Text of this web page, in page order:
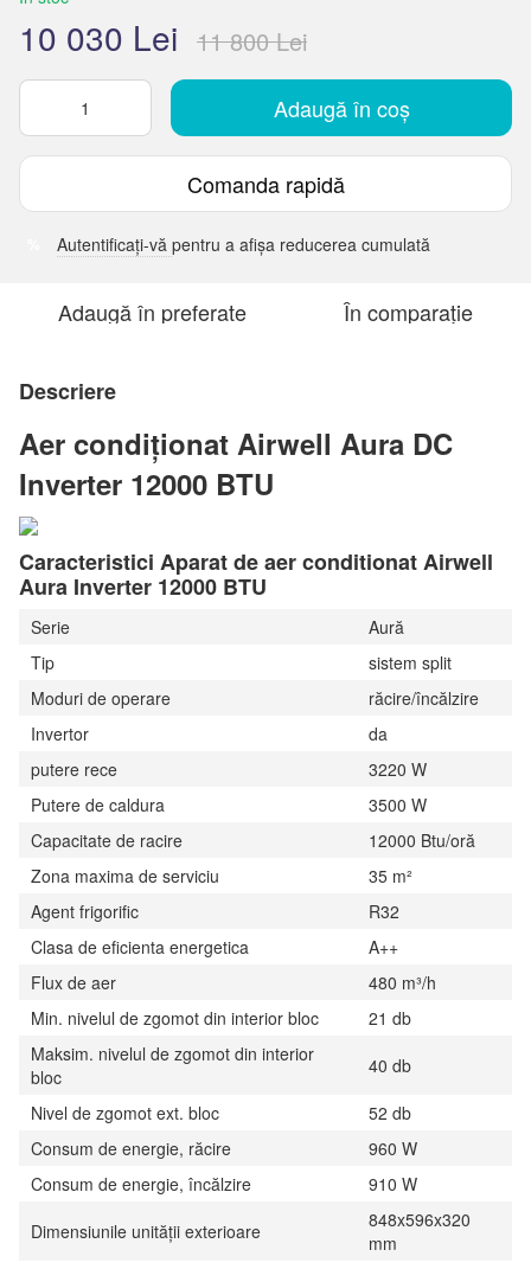
10 030 Lei 11 800 Lei
Adaugă în coș
Comanda rapidă
Autentificați-vă pentru a afișa reducerea cumulată
Adaugă în preferate În comparație
Descriere
Aer condiționat Airwell Aura DC
Inverter 12000 BTU
Caracteristici Aparat de aer conditionat Airwell
Aura Inverter 12000 BTU
Serie
Aură
Tip
sistem split
Moduri de operare
răcire/încălzire
Invertor
da
putere rece
3220 W
Putere de caldura
3500 W
Capacitate de racire
12000 Btu/oră
Zona maxima de serviciu
35 m²
Agent frigorific
R32
Clasa de eficienta energetica
A++
Flux de aer
480 m³/h
Min. nivelul de zgomot din interior bloc
21 db
Maksim. nivelul de zgomot din interior
bloc
40 db
Nivel de zgomot ext. bloc
52 db
Consum de energie, răcire
960 W
Consum de energie, încălzire
910 W
Dimensiunile unității exterioare
848x596x320
mm